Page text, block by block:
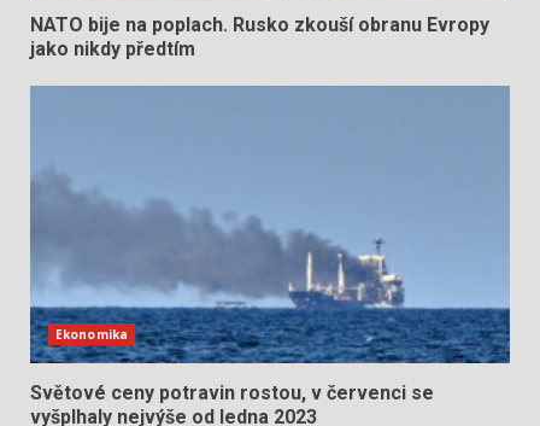
NATO bije na poplach. Rusko zkouší obranu Evropy
jako nikdy předtím
Ekonomika
Světové ceny potravin rostou, v červenci se
vyšplhaly nejvýše od ledna 2023